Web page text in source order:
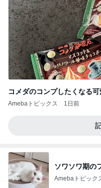
コメダのコンプしたくなる
Amebaトピックス 1日前
ソワソワ期の
Amebaトピック